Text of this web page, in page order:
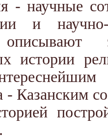
- научные
и научно-
истории
- Казанским